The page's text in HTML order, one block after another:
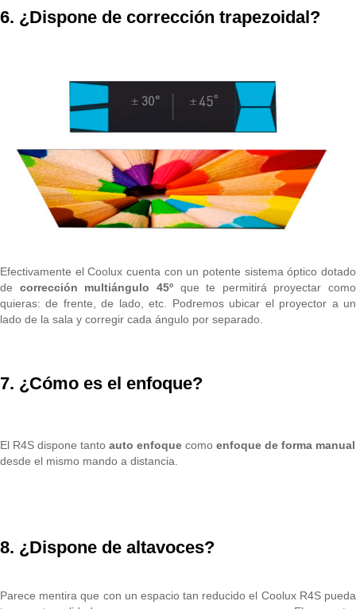
6. ¿Dispone de corrección trapezoidal?
Efectivamente el Coolux cuenta con un potente sistema óptico dotado
de corrección multiángulo 45º que te permitirá proyectar como
quieras: de frente, de lado, etc. Podremos ubicar el proyector a un
lado de la sala y corregir cada ángulo por separado.
7. ¿Cómo es el enfoque?
El R4S dispone tanto auto enfoque como enfoque de forma manual
desde el mismo mando a distancia.
8. ¿Dispone de altavoces?
Parece mentira que con un espacio tan reducido el Coolux R4S pueda